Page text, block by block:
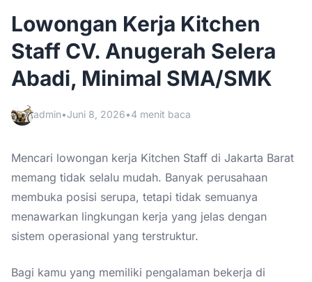
Lowongan Kerja Kitchen
Staff CV. Anugerah Selera
Abadi, Minimal SMA/SMK
admin•Juni 8, 2026•4 menit baca
Mencari lowongan kerja Kitchen Staff di Jakarta Barat
memang tidak selalu mudah. Banyak perusahaan
membuka posisi serupa, tetapi tidak semuanya
menawarkan lingkungan kerja yang jelas dengan
sistem operasional yang terstruktur.
Bagi kamu yang memiliki pengalaman bekerja di